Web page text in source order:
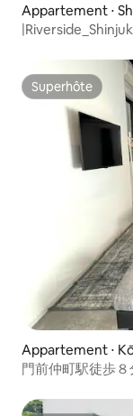
Appartement ⋅
Superhôte
Superhôte
Appartement ⋅
門前仲町駅徒歩